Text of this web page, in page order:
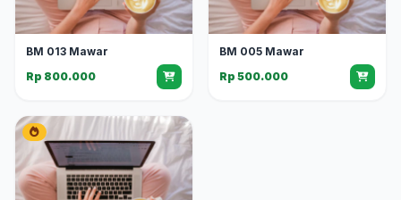
BM 013 Mawar
Rp 800.000
BM 005 Mawar
Rp 500.000